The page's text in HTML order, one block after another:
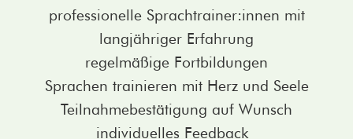
professionelle Sprachtrainer:innen mit
langjähriger Erfahrung
regelmäßige Fortbildungen
Sprachen trainieren mit Herz und Seele
Teilnahmebestätigung auf Wunsch
individuelles Feedback